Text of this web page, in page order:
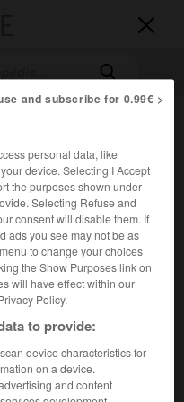


Roger Frison-Roche
Larousse « Dictionnaire
and subscribe for 0.99€ >
personal data, like
device. Selecting I Accept
the purposes shown under
Selecting Refuse and
consent will disable them. If
ads you see may not be as
to change your choices
the Show Purposes link on
will have effect within our
Policy.
to provide:
device characteristics for
on a device.
and content